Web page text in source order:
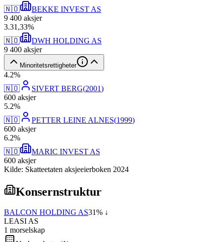
🇳🇴
BEKKE INVEST AS
9 400 aksjer
3.31,33%
🇳🇴
DWH HOLDING AS
9 400 aksjer
Minoritetsrettigheter
4.2%
🇳🇴
SIVERT BERG(2001)
600 aksjer
5.2%
🇳🇴
PETTER LEINE ALNES(1999)
600 aksjer
6.2%
🇳🇴
MARIC INVEST AS
600 aksjer
Kilde: Skatteetaten aksjeeierboken 2024
Konsernstruktur
BALCON HOLDING AS31% ↓
LEASI AS
1 morselskap